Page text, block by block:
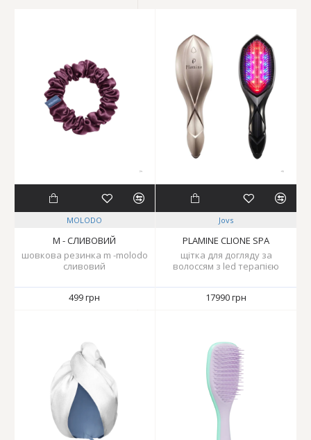
MOLODO
M - СЛИВОВИЙ
шовкова резинка m -molodo
сливовий
499 грн
Jovs
PLAMINE CLIONE SPA
щітка для догляду за
волоссям з led терапією
17990 грн